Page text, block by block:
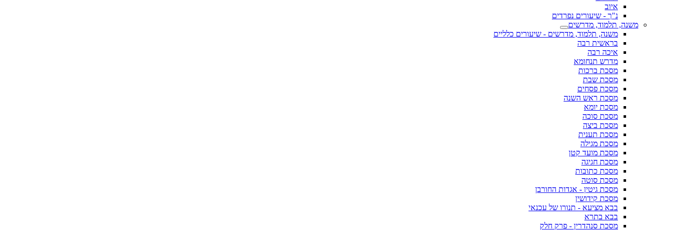
איוב
נ"ך - שיעורים נפרדים
משנה, תלמוד, מדרשים
משנה, תלמוד, מדרשים - שיעורים כלליים
בראשית רבה
איכה רבה
מדרש תנחומא
מסכת ברכות
מסכת שבת
מסכת פסחים
מסכת ראש השנה
מסכת יומא
מסכת סוכה
מסכת ביצה
מסכת תענית
מסכת מגילה
מסכת מועד קטן
מסכת חגיגה
מסכת כתובות
מסכת סוטה
מסכת גיטין - אגדות החורבן
מסכת קידושין
בבא מציעא - תנורו של עכנאי
בבא בתרא
מסכת סנהדרין - פרק חלק